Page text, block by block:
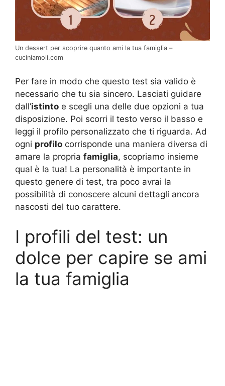
Un dessert per scoprire quanto ami la tua famiglia –
cuciniamoli.com
Per fare in modo che questo test sia valido è
necessario che tu sia sincero. Lasciati guidare
dall’istinto e scegli una delle due opzioni a tua
disposizione. Poi scorri il testo verso il basso e
leggi il profilo personalizzato che ti riguarda. Ad
ogni profilo corrisponde una maniera diversa di
amare la propria famiglia, scopriamo insieme
qual è la tua! La personalità è importante in
questo genere di test, tra poco avrai la
possibilità di conoscere alcuni dettagli ancora
nascosti del tuo carattere.
I profili del test: un
dolce per capire se ami
la tua famiglia